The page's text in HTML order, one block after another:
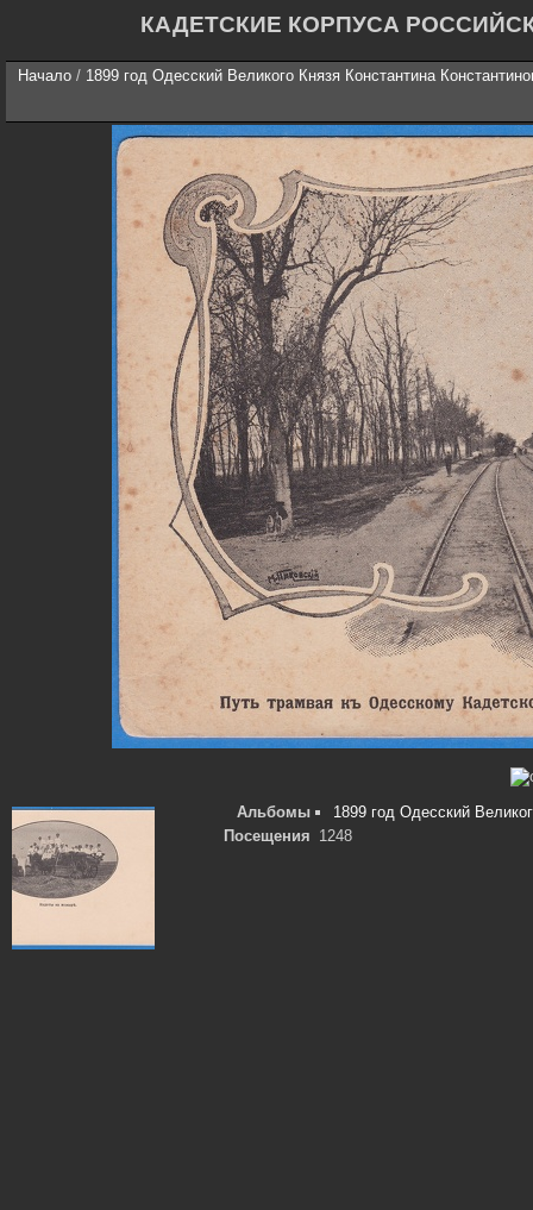
КАДЕТСКИЕ КОРПУСА
Начало / 1899 год Одесский Великого Князя Константина
Альбомы
1899 год Одесский
Посещения 1248